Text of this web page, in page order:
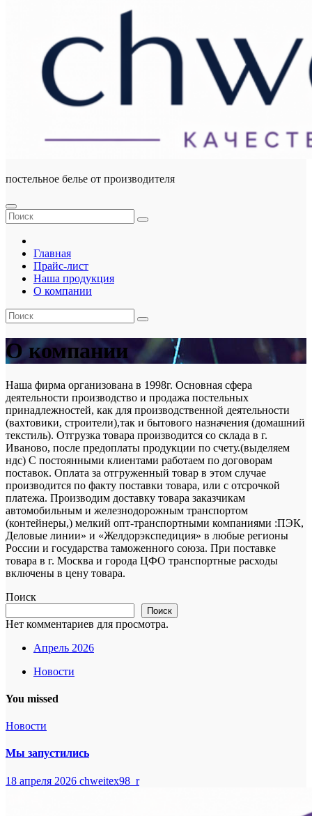
постельное белье от производителя
Главная
Прайс-лист
Наша продукция
О компании
О компании
Наша фирма организована в 1998г. Основная сфера
деятельности производство и продажа постельных
принадлежностей, как для производственной деятельности
(вахтовики, строители),так и бытового назначения (домашний
текстиль). Отгрузка товара производится со склада в г.
Иваново, после предоплаты продукции по счету.(выделяем
ндс) С постоянными клиентами работаем по договорам
поставок. Оплата за отгруженный товар в этом случае
производится по факту поставки товара, или с отсрочкой
платежа. Производим доставку товара заказчикам
автомобильным и железнодорожным транспортом
(контейнеры,) мелкий опт-транспортными компаниями :ПЭК,
Деловые линии» и «Желдорэкспедиция» в любые регионы
России и государства таможенного союза. При поставке
товара в г. Москва и города ЦФО транспортные расходы
включены в цену товара.
Поиск
Поиск
Нет комментариев для просмотра.
Апрель 2026
Новости
You missed
Новости
Мы запустились
18 апреля 2026 chweitex98_r